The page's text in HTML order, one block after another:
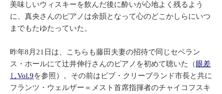
美味しいウィスキーを飲んだ後に酔いが心地よく残るよう
に、真央さんのピアノは余韻となって心のどこかしらにいつ
までもたゆたっていた。
昨年8月21日は、こちらも藤田夫妻の招待で同じセベラン
ス・ホールにて辻井伸行さんのピアノを初めて聴いた（ 眼差
しVol.9を参照）。その前はビブ・クリーブランド市長と共に
フランツ・ウェルザー＝メスト首席指揮者のチャイコフスキ